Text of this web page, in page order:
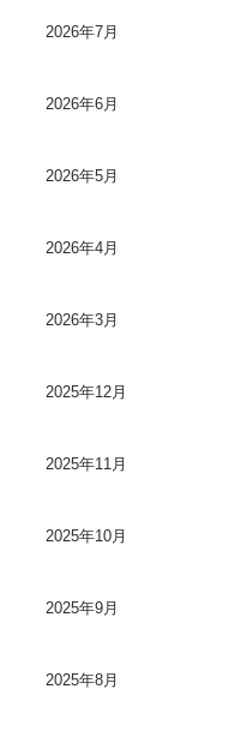
2026年7月
2026年6月
2026年5月
2026年4月
2026年3月
2025年12月
2025年11月
2025年10月
2025年9月
2025年8月